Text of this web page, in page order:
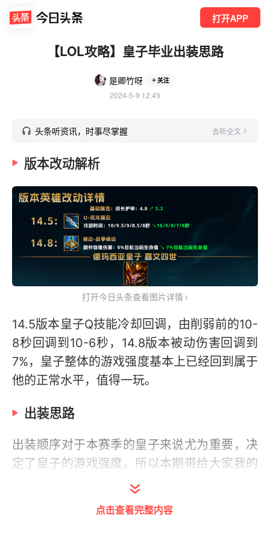
打开APP
【LOL攻略】皇子毕业出装思路
是卿竹呀 关注
2024-5-9 12:49
头条听资讯，时事尽掌握 去听全文
版本改动解析
打开今日头条查看图片详情
14.5版本皇子Q技能冷却回调，由削弱前的10-
8秒回调到10-6秒，14.8版本被动伤害回调到
7%，皇子整体的游戏强度基本上已经回到属于
他的正常水平，值得一玩。
出装思路
出装顺序对于本赛季的皇子来说尤为重要，决
定了皇子的游戏强度。所以本期带给大家我的
S14皇子独家专属出装思路。
点击查看完整内容